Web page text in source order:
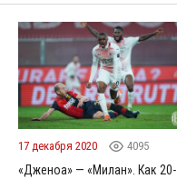
17 декабря 2020 4095
«Дженоа» — «Милан». Как 20-